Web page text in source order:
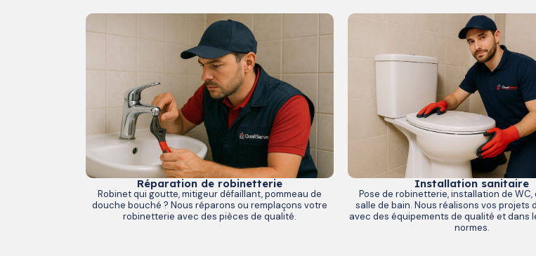
Réparation de robinetterie
Robinet qui goutte, mitigeur défaillant, pommeau de
douche bouché ? Nous réparons ou remplaçons votre
robinetterie avec des pièces de qualité.
Installation sanitaire
Pose de robinetterie, installation de
salle de bain. Nous réalisons vos projets
avec des équipements de qualité et dans
normes.